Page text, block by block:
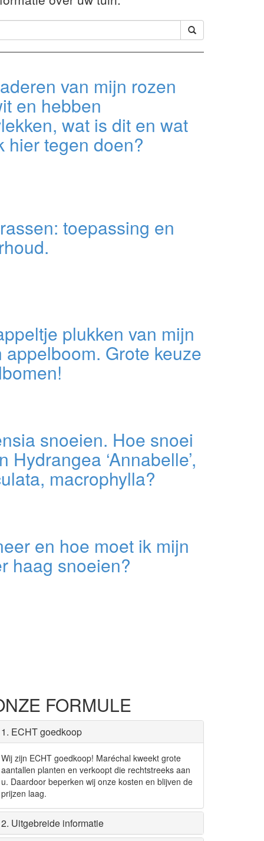
van mijn rozen
en hebben
wat is dit en wat
hier tegen doen?
toepassing en
plukken van mijn
appelboom. Grote keuze
snoeien. Hoe snoei
Hydrangea ‘Annabelle’,
macrophylla?
en hoe moet ik mijn
haag snoeien?
FORMULE
1. ECHT goedkoop
Wij zijn ECHT goedkoop! Maréchal kweekt grote
aantallen planten en verkoopt die rechtstreeks aan
u. Daardoor beperken wij onze kosten en blijven de
prijzen laag.
2. Uitgebreide informatie